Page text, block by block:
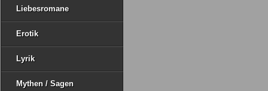
Liebesromane
Erotik
Lyrik
Mythen / Sagen